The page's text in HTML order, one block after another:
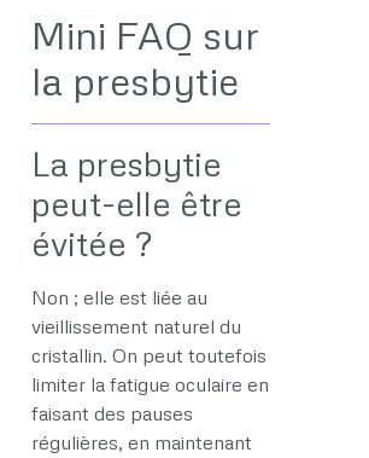
Mini FAQ sur
la presbytie
La presbytie
peut-elle être
évitée ?
Non ; elle est liée au
vieillissement naturel du
cristallin. On peut toutefois
limiter la fatigue oculaire en
faisant des pauses
régulières, en maintenant